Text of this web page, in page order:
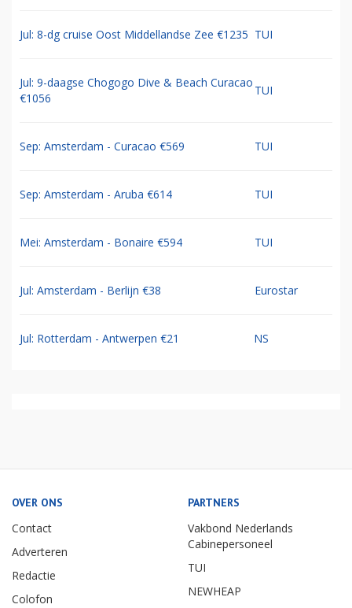
Jul: 8-dg cruise Oost Middellandse Zee €1235 TUI
Jul: 9-daagse Chogogo Dive & Beach Curacao
€1056
TUI
Sep: Amsterdam - Curacao €569 TUI
Sep: Amsterdam - Aruba €614 TUI
Mei: Amsterdam - Bonaire €594 TUI
Jul: Amsterdam - Berlijn €38 Eurostar
Jul: Rotterdam - Antwerpen €21 NS
OVER ONS
Contact
Adverteren
Redactie
Colofon
PARTNERS
Vakbond Nederlands
Cabinepersoneel
TUI
NEWHEAP